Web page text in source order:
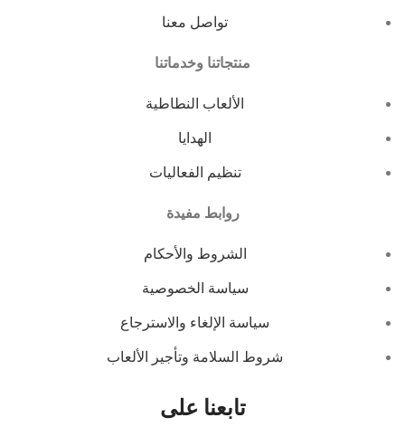
تواصل معنا
منتجاتنا وخدماتنا
الألعاب النطاطية
الهدايا
تنظيم الفعاليات
روابط مفيدة
الشروط والأحكام
سياسة الخصوصية
سياسة الإلغاء والاسترجاع
شروط السلامة وتأجير الألعاب
تابعنا على